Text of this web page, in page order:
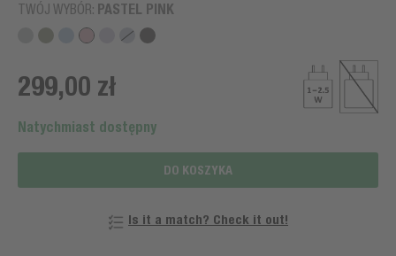
TWÓJ WYBÓR: PASTEL PINK
299,00 zł
Natychmiast dostępny
DO KOSZYKA
Is it a match? Check it out!